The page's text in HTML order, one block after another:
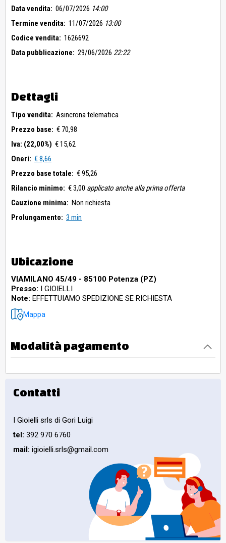
Data vendita: 06/07/2026 14:00
Termine vendita: 11/07/2026 13:00
Codice vendita: 1626692
Data pubblicazione: 29/06/2026 22:22
Dettagli
Tipo vendita: Asincrona telematica
Prezzo base: € 70,98
Iva: (22,00%) € 15,62
Oneri: € 8,66
Prezzo base totale: € 95,26
Rilancio minimo: € 3,00 applicato anche alla prima offerta
Cauzione minima: Non richiesta
Prolungamento: 3 min
Ubicazione
VIAMILANO 45/49 - 85100 Potenza (PZ)
Presso: I GIOIELLI
Note: EFFETTUIAMO SPEDIZIONE SE RICHIESTA
Mappa
Modalità pagamento
Contatti
I Gioielli srls di Gori Luigi
tel: 392 970 6760
mail: igioielli.srls@gmail.com